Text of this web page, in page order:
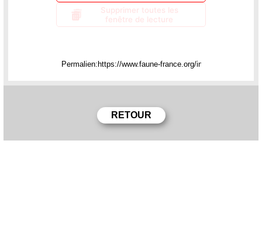
Supprimer toutes les
fenêtre de lecture
Permalien: